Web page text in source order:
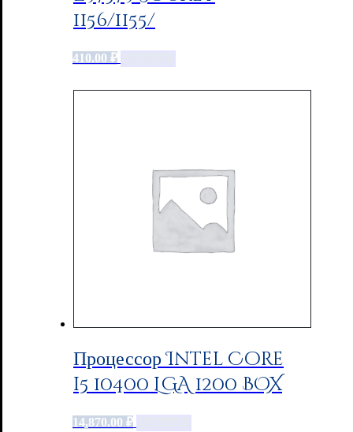
1156/1155/
410.00 ₽
Процессор Intel Core
i5 10400 LGA 1200 BOX
14,870.00 ₽